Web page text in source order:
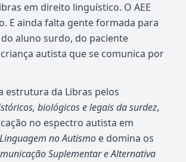
em direito linguístico. O AEE
E ainda falta gente formada para
aluno surdo, do paciente
autista que se comunica por
estrutura da Libras pelos
biológicos e legais da surdez,
no espectro autista em
no Autismo e domina os
Suplementar e Alternativa